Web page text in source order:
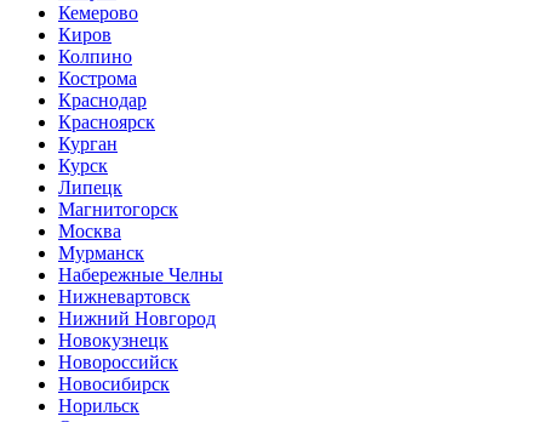
Кемерово
Киров
Колпино
Кострома
Краснодар
Красноярск
Курган
Курск
Липецк
Магнитогорск
Москва
Мурманск
Набережные Челны
Нижневартовск
Нижний Новгород
Новокузнецк
Новороссийск
Новосибирск
Норильск